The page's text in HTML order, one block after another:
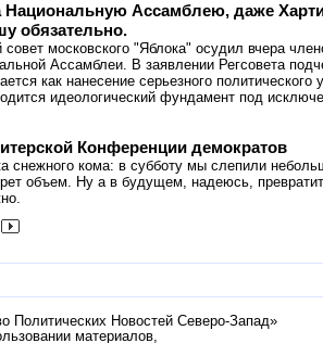
Национальную Ассамблею, даже
обязательно.
совет московского "Яблока" осудил вчера
Ассамблеи. В заявлении Регсовета
как нанесение серьезного политического
идеологический фундамент под
Конференции демократов
снежного кома: в субботу мы слепили
объем. Ну а в будущем, надеюсь,
Политических Новостей Северо-Запад»
материалов,